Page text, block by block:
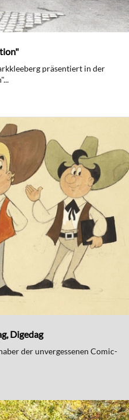
präsentiert in der
Digedag
der unvergessenen Comic-